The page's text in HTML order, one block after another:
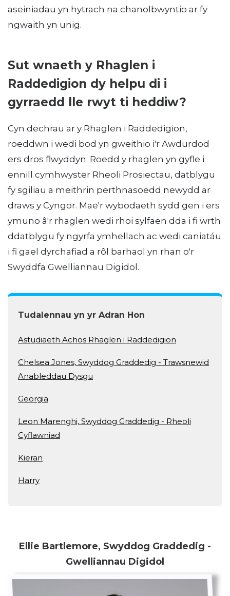
aseiniadau yn hytrach na chanolbwyntio ar fy
ngwaith yn unig.
Sut wnaeth y Rhaglen i
Raddedigion dy helpu di i
gyrraedd lle rwyt ti heddiw?
Cyn dechrau ar y Rhaglen i Raddedigion,
roeddwn i wedi bod yn gweithio i'r Awdurdod
ers dros flwyddyn. Roedd y rhaglen yn gyfle i
ennill cymhwyster Rheoli Prosiectau, datblygu
fy sgiliau a meithrin perthnasoedd newydd ar
draws y Cyngor. Mae'r wybodaeth sydd gen i ers
ymuno â'r rhaglen wedi rhoi sylfaen dda i fi wrth
ddatblygu fy ngyrfa ymhellach ac wedi caniatáu
i fi gael dyrchafiad a rôl barhaol yn rhan o'r
Swyddfa Gwelliannau Digidol.
Tudalennau yn yr Adran Hon
Astudiaeth Achos Rhaglen i Raddedigion
Chelsea Jones, Swyddog Graddedig - Trawsnewid
Anableddau Dysgu
Georgia
Leon Marenghi, Swyddog Graddedig - Rheoli
Cyflawniad
Kieran
Harry
Ellie Bartlemore, Swyddog Graddedig -
Gwelliannau Digidol